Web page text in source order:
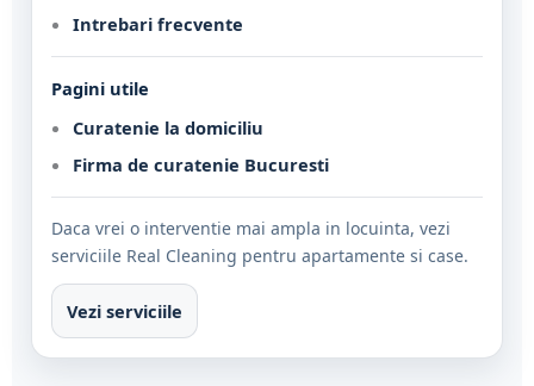
Intrebari frecvente
Pagini utile
Curatenie la domiciliu
Firma de curatenie Bucuresti
Daca vrei o interventie mai ampla in locuinta, vezi
serviciile Real Cleaning pentru apartamente si case.
Vezi serviciile